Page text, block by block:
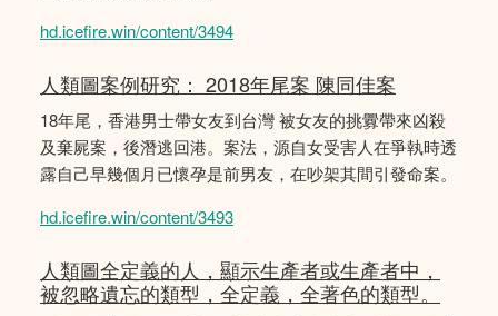
hd.icefire.win/content/3494
人類圖案例研究： 2018年尾案 陳同佳案
18年尾，香港男士帶女友到台灣 被女友的挑釁帶來凶殺
及棄屍案，後潛逃回港。案法，源自女受害人在爭執時透
露自己早幾個月已懷孕是前男友，在吵架其間引發命案。
hd.icefire.win/content/3493
人類圖全定義的人，顯示生產者或生產者中，
被忽略遺忘的類型，全定義，全著色的類型。